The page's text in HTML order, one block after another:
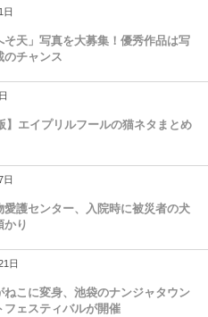
日
そ天」写真を大募集！優秀作品は写
のチャンス
】エイプリルフールの猫ネタまとめ
日
愛護センター、入院時に被災者の犬
かり
日
ねこに変身、池袋のナンジャタウン
フェスティバルが開催